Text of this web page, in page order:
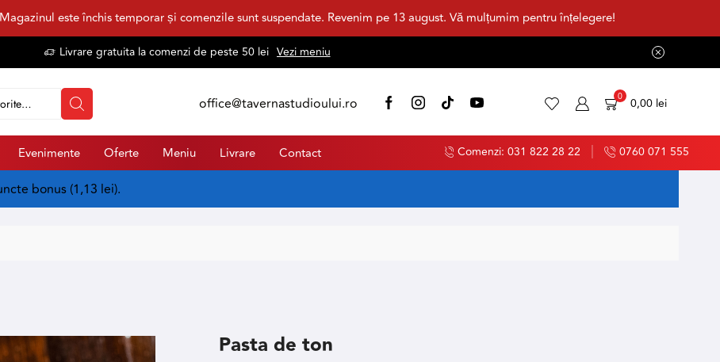
este închis temporar și comenzile sunt suspendate. Revenim pe 13 august. Vă mulțumim pentru înțelegere!
Livrare gratuita la comenzi de peste 50 lei Vezi meniu
office@tavernastudioului.ro 0 0,00 lei
Evenimente Oferte Meniu Livrare Contact Comenzi: 031 822 28 22 0760 071 555
bonus (1,13 lei).
Pasta de ton